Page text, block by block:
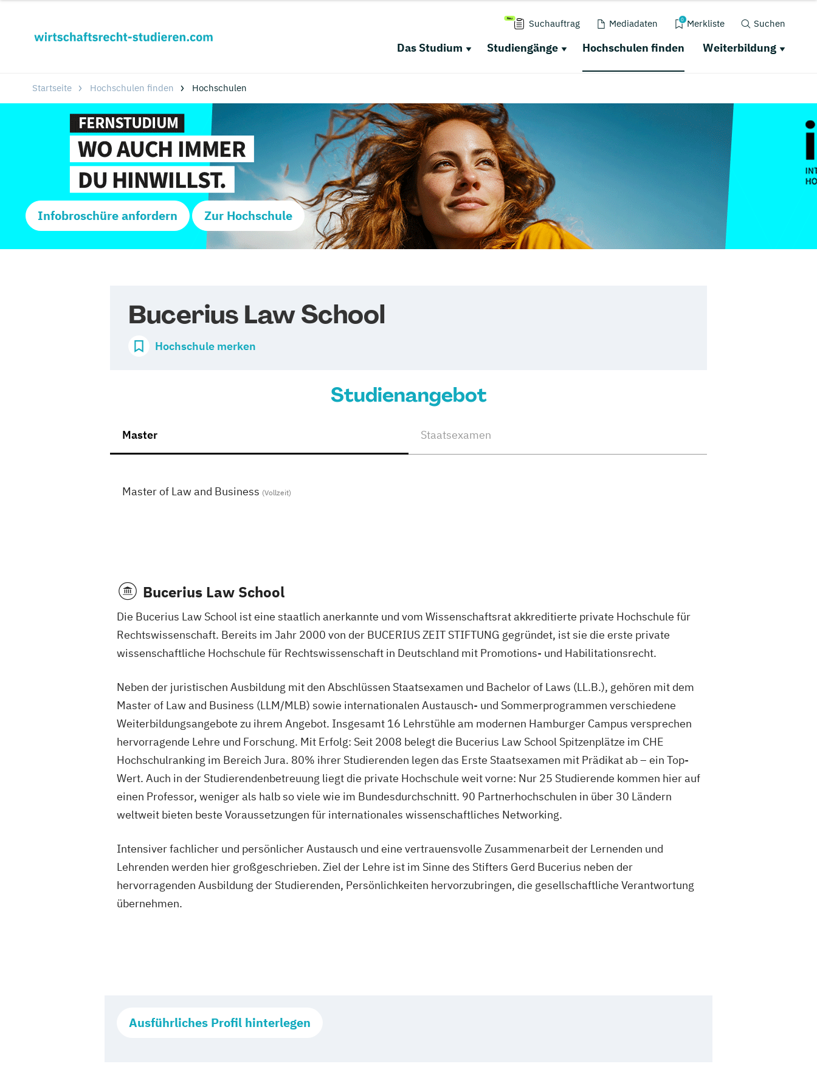
Suchauftrag Mediadaten 0 Merkliste Suchen
Das Studium Studiengänge Hochschulen finden Weiterbildung
Startseite Hochschulen finden Hochschulen
Infobroschüre anfordern Zur Hochschule
Bucerius Law School
Hochschule merken
Studienangebot
Master Staatsexamen
Master of Law and Business (Vollzeit)
Bucerius Law School
Die Bucerius Law School ist eine staatlich anerkannte und vom Wissenschaftsrat akkreditierte private Hochschule für
Rechtswissenschaft. Bereits im Jahr 2000 von der BUCERIUS ZEIT STIFTUNG gegründet, ist sie die erste private
wissenschaftliche Hochschule für Rechtswissenschaft in Deutschland mit Promotions- und Habilitationsrecht.
Neben der juristischen Ausbildung mit den Abschlüssen Staatsexamen und Bachelor of Laws (LL.B.), gehören mit dem
Master of Law and Business (LLM/MLB) sowie internationalen Austausch- und Sommerprogrammen verschiedene
Weiterbildungsangebote zu ihrem Angebot. Insgesamt 16 Lehrstühle am modernen Hamburger Campus versprechen
hervorragende Lehre und Forschung. Mit Erfolg: Seit 2008 belegt die Bucerius Law School Spitzenplätze im CHE
Hochschulranking im Bereich Jura. 80% ihrer Studierenden legen das Erste Staatsexamen mit Prädikat ab – ein Top-
Wert. Auch in der Studierendenbetreuung liegt die private Hochschule weit vorne: Nur 25 Studierende kommen hier auf
einen Professor, weniger als halb so viele wie im Bundesdurchschnitt. 90 Partnerhochschulen in über 30 Ländern
weltweit bieten beste Voraussetzungen für internationales wissenschaftliches Networking.
Intensiver fachlicher und persönlicher Austausch und eine vertrauensvolle Zusammenarbeit der Lernenden und
Lehrenden werden hier großgeschrieben. Ziel der Lehre ist im Sinne des Stifters Gerd Bucerius neben der
hervorragenden Ausbildung der Studierenden, Persönlichkeiten hervorzubringen, die gesellschaftliche Verantwortung
übernehmen.
Ausführliches Profil hinterlegen